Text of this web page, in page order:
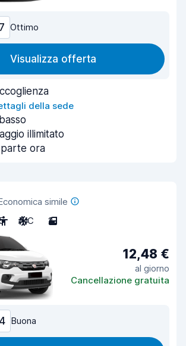
Ottimo
Visualizza offerta
della sede
illimitato
parte ora
simile
5 A/C 2
12,48 €
al giorno
Cancellazione gratuita
Buona